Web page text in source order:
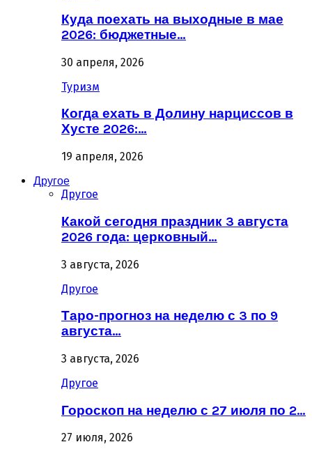
Куда поехать на выходные в мае
2026: бюджетные…
30 апреля, 2026
Туризм
Когда ехать в Долину нарциссов в
Хусте 2026:…
19 апреля, 2026
Другое
Другое
Какой сегодня праздник 3 августа
2026 года: церковный…
3 августа, 2026
Другое
Таро-прогноз на неделю с 3 по 9
августа…
3 августа, 2026
Другое
Гороскоп на неделю с 27 июля по 2…
27 июля, 2026